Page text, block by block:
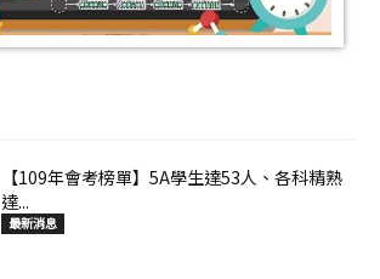
【109年會考榜單】5A學生達53人、各科精熟
達...
最新消息